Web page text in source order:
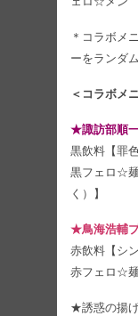
＊コラボメ
ーをランダ
＜コラボメ
★諏訪部順
黒飲料【罪
黒フェロ☆
く）】
★鳥海浩輔
赤飲料【シ
赤フェロ☆麺
★誘惑の揚